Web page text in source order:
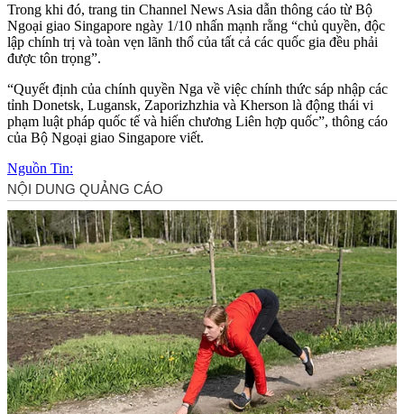
Trong khi đó, trang tin Channel News Asia dẫn thông cáo từ Bộ
Ngoại giao Singapore ngày 1/10 nhấn mạnh rằng “chủ quyền, độc
lập chính trị và toàn vẹn lãnh thổ của tất cả các quốc gia đều phải
được tôn trọng”.
“Quyết định của chính quyền Nga về việc chính thức sáp nhập các
tỉnh Donetsk, Lugansk, Zaporizhzhia và Kherson là động thái vi
phạm luật pháp quốc tế và hiến chương Liên hợp quốc”, thông cáo
của Bộ Ngoại giao Singapore viết.
Nguồn Tin: